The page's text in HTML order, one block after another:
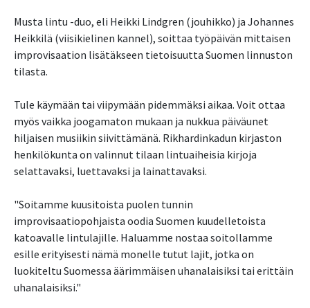
Musta lintu -duo, eli Heikki Lindgren (jouhikko) ja Johannes
Heikkilä (viisikielinen kannel), soittaa työpäivän mittaisen
improvisaation lisätäkseen tietoisuutta Suomen linnuston
tilasta.
Tule käymään tai viipymään pidemmäksi aikaa. Voit ottaa
myös vaikka joogamaton mukaan ja nukkua päiväunet
hiljaisen musiikin siivittämänä. Rikhardinkadun kirjaston
henkilökunta on valinnut tilaan lintuaiheisia kirjoja
selattavaksi, luettavaksi ja lainattavaksi.
"Soitamme kuusitoista puolen tunnin
improvisaatiopohjaista oodia Suomen kuudelletoista
katoavalle lintulajille. Haluamme nostaa soitollamme
esille erityisesti nämä monelle tutut lajit, jotka on
luokiteltu Suomessa äärimmäisen uhanalaisiksi tai erittäin
uhanalaisiksi."